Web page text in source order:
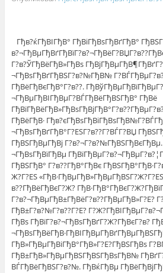
Гђв?ќГђВІГђВ° ГђВіГђВѕГђВґГђВ°
Г?в?ЎГђВёГђВ»ГђВѕ
¬ГђВѕГђВґГђВЅГ?в?№ГђВ№
ГђВёГђВєГђВ°Г?в??.
¬ГђВµГђВІГђВµГ?ВЃГђВёГђВЅГђВ° ГђВё
ГђВёГђВ·
¬ГђВѕГђВґГђВ°Г?ЕЅГ?в??Г?ВЃГ?ВЏ
ГђВЅГђВµГђВј Г?в?¬Г?в?№ГђВЅГђВєГђВµ.
¬ГђВѕГђВїГђВµ
ГђВЅГђВ° Г?в??ГђВ°ГђВє
Ж?Г?ЕЅ
в??ГђВёГђВєГ?Ж?
Г?в?¬ГђВµГђВ±ГђВёГ?в??ГђВµГђВ»Г?Е?
ГђВ±Г?в?№Г?в??Г?Е?
ГђВѕ ГђВїГ?в?¬ГђВѕГђВґГ?Ж?ГђВєГ?в?
ГђВ»ГђВµГђВіГђВ°ГђВ»Г?Е?ГђВЅГђВѕ
ГђВ±ГђВ»ГђВµГђВЅГђВЅГђВѕГђВ№
ВЃГђВёГђВЅГ?в?№. ГђВќГђВµ